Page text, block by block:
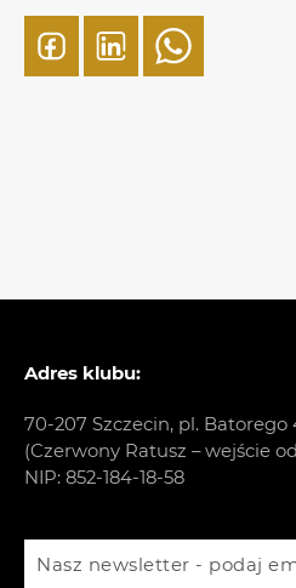
Adres klubu:
70-207 Szczecin, pl. Batorego
(Czerwony Ratusz – wejście
NIP: 852-184-18-58
Nasz newsletter - podaj